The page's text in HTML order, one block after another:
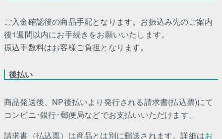
ご入金確認後の商品手配となります。お振込み先のご案内
後1週間以内にお手続きをお願いいたします。
振込手数料はお客様ご負担となります。
後払い
商品発送後、NP後払いより発行される請求書(払込票)にて
コンビニ･銀行･郵便局などでお支払いいただけます。
請求書（払込票）は商品とは別に郵送されます。詳細はお